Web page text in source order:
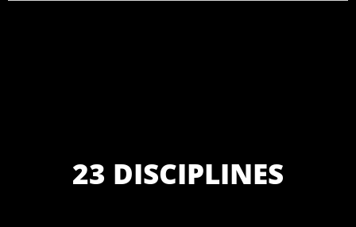
23 DISCIPLINES